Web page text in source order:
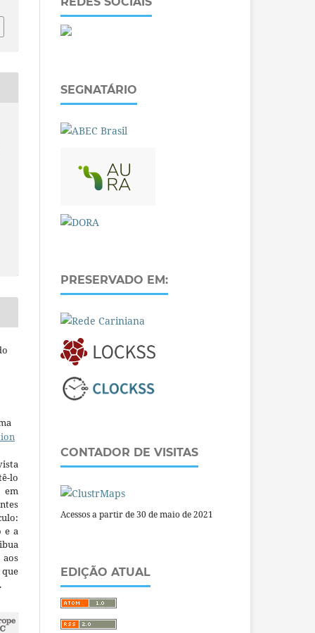
lo
em
e a
SEGNATÁRIO
PRESERVADO EM:
CONTADOR DE VISITAS
Acessos a partir de 30 de maio de 2021
EDIÇÃO ATUAL